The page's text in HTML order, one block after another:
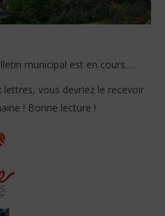
municipal est en cours….
vous devriez le recevoir
! Bonne lecture !